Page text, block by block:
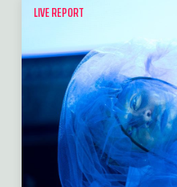
LIVE REPORT